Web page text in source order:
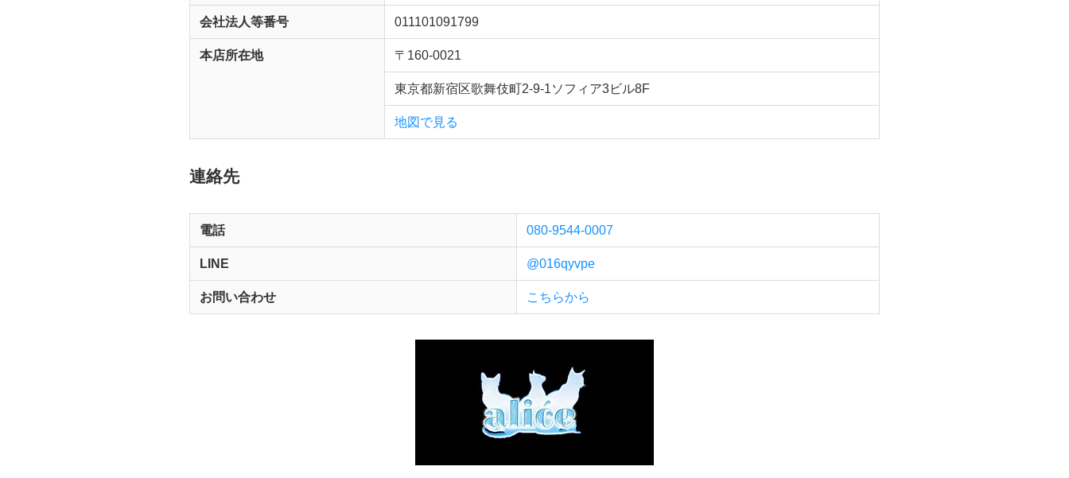
会社法人等番号 011101091799
本店所在地 〒160-0021
東京都新宿区歌舞伎町2-9-1ソフィア3ビル8F
地図で見る
連絡先
電話 080-9544-0007
LINE @016qyvpe
お問い合わせ こちらから